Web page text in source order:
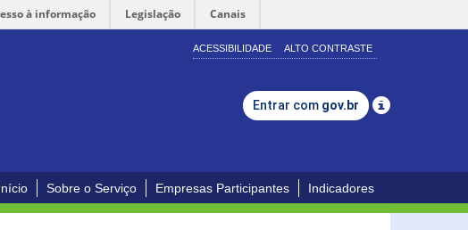
à informação Legislação Canais
ACESSIBILIDADE ALTO CONTRASTE
Entrar com gov.br
Sobre o Serviço Empresas Participantes Indicadores